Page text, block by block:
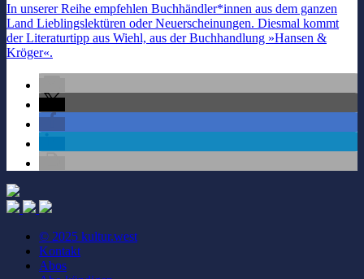
In unserer Reihe empfehlen Buchhändler*innen aus dem ganzen
Land Lieblingslektüren oder Neuerscheinungen. Diesmal kommt
der Literaturtipp aus Wiehl, aus der Buchhandlung »Hansen &
Kröger«.
© 2025 kultur.west
Kontakt
Abos